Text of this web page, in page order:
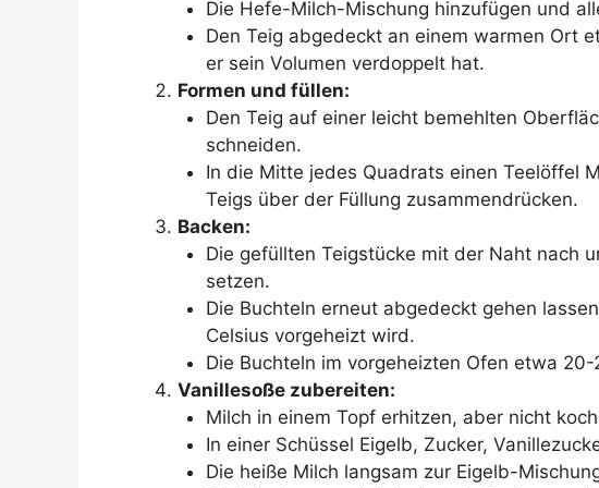
Die Hefe-Milch-Mischung hinzufügen und
Den Teig abgedeckt an einem warmen Ort
er sein Volumen verdoppelt hat.
Formen und füllen:
Den Teig auf einer leicht bemehlten
schneiden.
In die Mitte jedes Quadrats einen Teelöffel
Teigs über der Füllung zusammendrücken.
Backen:
Die gefüllten Teigstücke mit der Naht nach
setzen.
Die Buchteln erneut abgedeckt gehen
Celsius vorgeheizt wird.
Die Buchteln im vorgeheizten Ofen etwa
Vanillesoße zubereiten:
Milch in einem Topf erhitzen, aber nicht
In einer Schüssel Eigelb, Zucker,
Die heiße Milch langsam zur Eigelb-